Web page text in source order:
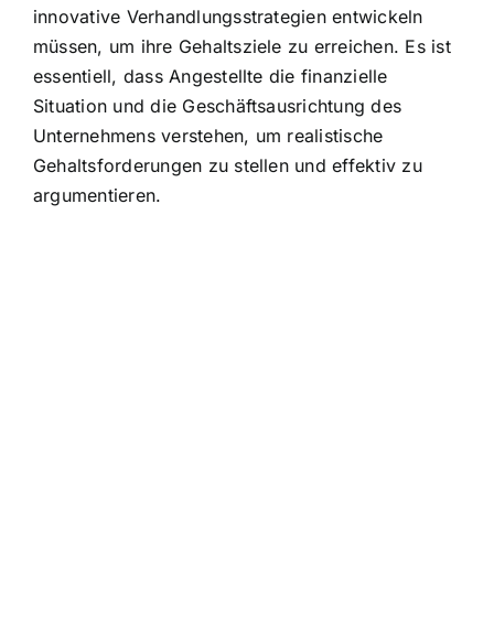
innovative Verhandlungsstrategien entwickeln
müssen, um ihre Gehaltsziele zu erreichen. Es ist
essentiell, dass Angestellte die finanzielle
Situation und die Geschäftsausrichtung des
Unternehmens verstehen, um realistische
Gehaltsforderungen zu stellen und effektiv zu
argumentieren.